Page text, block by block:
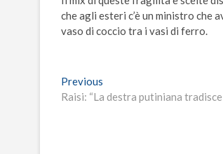
che agli esteri c’è un ministro che
vaso di coccio tra i vasi di ferro.
Navigazione
articoli
Previous
post:
Raisi: “La destra putiniana